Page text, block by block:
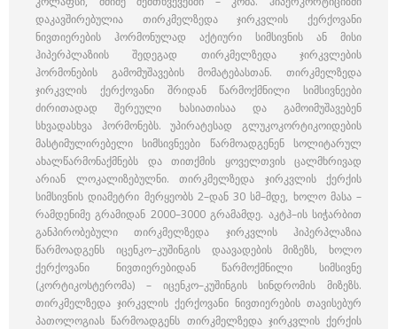
დაკავშირებულია თირკმელზედა ჯირკვლის ქერქოვანი
ნივთიერების ჰორმონულად აქტიური სიმსივნის ან მისი
ჰიპერპლაზიის შედეგად თირკმელზედა ჯირკვლების
ჰორმონების გამომუშავების მომატებასთან. თირკმელზედა
ჯირკვლის ქერქოვანი შრიდან წარმოქმნილი სიმსივნეები
ძირითადად შერეული ხასიათისაა და გამოიმუშავებენ
სხვადასხვა ჰორმონებს. უპირატესად გლუკოკორტიკოიდების
მასტიმულირებელი სიმსივნეები წარმოადგენენ სოლიტარულ
ახალწარმონაქმნებს და თითქმის ყოველთვის ცალმხრივად
არიან ლოკალიზებულნი. თირკმელზედა ჯირკვლის ქერქის
სიმსივნის დიამეტრი მერყეობს 2–დან 30 სმ–მდე, ხოლო მასა –
რამდენიმე გრამიდან 2000–3000 გრამამდე. აკტჰ–ის სიჭარბით
განპირობებული თირკმელზედა ჯირკვლის ჰიპერპლაზია
წარმოადგენს იცენკო–კუშინგის დაავადების მიზეზს, ხოლო
ქერქოვანი ნივთიერებიდან წარმოქმნილი სიმსივნე
(კორტიკოსტერომა) – იცენკო–კუშინგის სინდრომის მიზეზს.
თირკმელზედა ჯირკვლის ქერქოვანი ნივთიერების თავისებურ
პათოლოგიას წარმოადგენს თირკმელზედა ჯირკვლის ქერქის